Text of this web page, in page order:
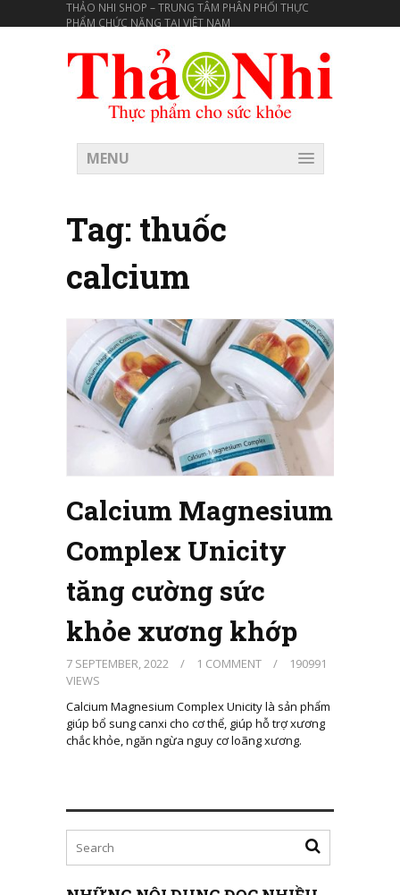
THẢO NHI SHOP – TRUNG TÂM PHÂN PHỐI THỰC
PHẨM CHỨC NĂNG TẠI VIÊT NAM
MENU
Tag: thuốc
calcium
Calcium Magnesium
Complex Unicity
tăng cường sức
khỏe xương khớp
7 SEPTEMBER, 2022 / 1 COMMENT /
190991
VIEWS
Calcium Magnesium Complex Unicity là sản phẩm
giúp bổ sung canxi cho cơ thể, giúp hỗ trợ xương
chắc khỏe, ngăn ngừa nguy cơ loãng xương.